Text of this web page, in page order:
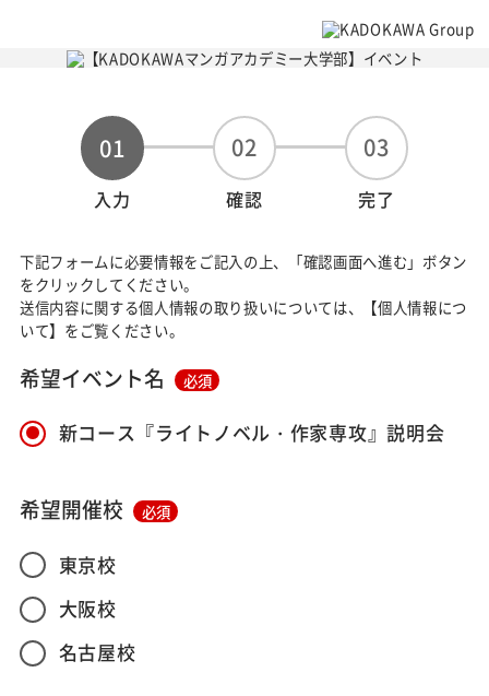
01
入力
02
確認
03
完了
下記フォームに必要情報をご記入の上、「確認画面へ進む」ボタン
をクリックしてください。
送信内容に関する個人情報の取り扱いについては、【個人情報につ
いて】をご覧ください。
希望イベント名 必須
新コース『ライトノベル・作家専攻』説明会
希望開催校 必須
東京校
大阪校
名古屋校